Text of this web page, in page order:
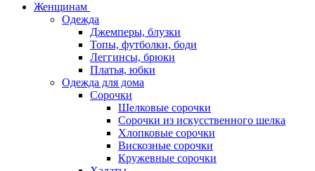
Женщинам
Одежда
Джемперы, блузки
Топы, футболки, боди
Леггинсы, брюки
Платья, юбки
Одежда для дома
Сорочки
Шелковые сорочки
Сорочки из искусственного шелка
Хлопковые сорочки
Вискозные сорочки
Кружевные сорочки